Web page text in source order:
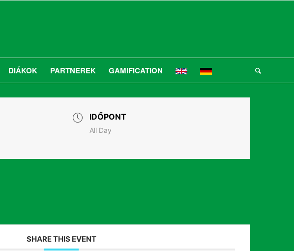
DIÁKOK PARTNEREK GAMIFICATION
IDŐPONT
All Day
SHARE THIS EVENT